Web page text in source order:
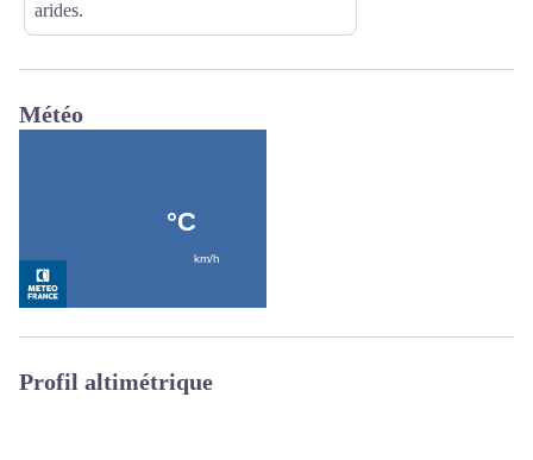
arides.
Météo
Profil altimétrique